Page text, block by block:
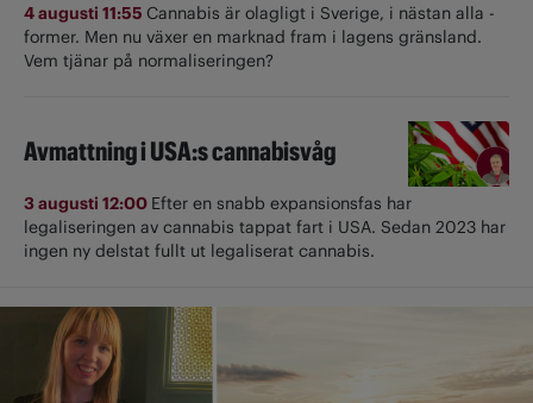
4 augusti 11:55 Cannabis är olagligt i ­Sverige, i nästan alla ­
former. Men nu växer en marknad fram i lagens gränsland.
Vem tjänar på normaliseringen?
Avmattning i USA:s cannabisvåg
3 augusti 12:00 Efter en snabb expansionsfas har
legaliseringen av cannabis tappat fart i USA. Sedan 2023 har
ingen ny delstat fullt ut ­legaliserat cannabis.